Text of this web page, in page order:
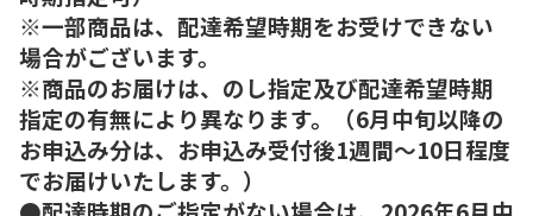
※一部商品は、配達希望時期をお受けできない
場合がございます。
※商品のお届けは、のし指定及び配達希望時期
指定の有無により異なります。（6月中旬以降の
お申込み分は、お申込み受付後1週間～10日程度
でお届けいたします。）